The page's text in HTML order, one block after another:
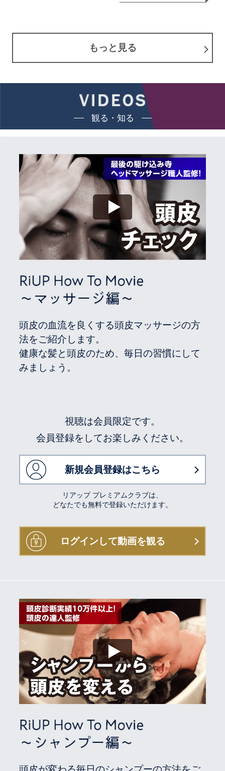
もっと見る
観る・知る
頭皮の血流を良くする頭皮マッサージの方
法をご紹介します。
健康な髪と頭皮のため、毎日の習慣にして
みましょう。
視聴は会員限定です。
会員登録をしてお楽しみください。
新規会員登録はこちら
リアップ プレミアムクラブは、
どなたでも無料で登録いただけます。
ログインして動画を観る